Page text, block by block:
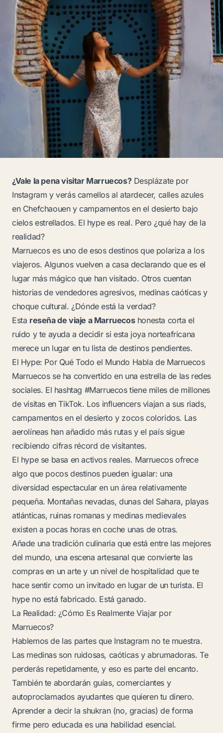
¿Vale la pena visitar Marruecos?Desplázate por
Instagram y verás camellos al atardecer, calles azules
en Chefchaouen y campamentos en el desierto bajo
cielos estrellados. El hype es real. Pero ¿qué hay de la
realidad?
Marruecos es uno de esos destinos que polariza a los
viajeros. Algunos vuelven a casa declarando que es el
lugar más mágico que han visitado. Otros cuentan
historias de vendedores agresivos, medinas caóticas y
choque cultural. ¿Dónde está la verdad?
Esta reseña de viaje a Marruecoshonesta corta el
ruido y te ayuda a decidir si esta joya norteafricana
merece un lugar en tu lista de destinos pendientes.
El Hype: Por Qué Todo el Mundo Habla de Marruecos
Marruecos se ha convertido en una estrella de las redes
sociales. El hashtag #Marruecos tiene miles de millones
de visitas en TikTok. Los influencers viajan a sus riads,
campamentos en el desierto y zocos coloridos. Las
aerolíneas han añadido más rutas y el país sigue
recibiendo cifras récord de visitantes.
El hype se basa en activos reales. Marruecos ofrece
algo que pocos destinos pueden igualar: una
diversidad espectacular en un área relativamente
pequeña. Montañas nevadas, dunas del Sahara, playas
atlánticas, ruinas romanas y medinas medievales
existen a pocas horas en coche unas de otras.
Añade una tradición culinaria que está entre las mejores
del mundo, una escena artesanal que convierte las
compras en un arte y un nivel de hospitalidad que te
hace sentir como un invitado en lugar de un turista. El
hype no está fabricado. Está ganado.
La Realidad: ¿Cómo Es Realmente Viajar por
Marruecos?
Hablemos de las partes que Instagram no te muestra.
Las medinas son ruidosas, caóticas y abrumadoras. Te
perderás repetidamente, y eso es parte del encanto.
También te abordarán guías, comerciantes y
autoproclamados ayudantes que quieren tu dinero.
Aprender a decir la shukran(no, gracias) de forma
firme pero educada es una habilidad esencial.